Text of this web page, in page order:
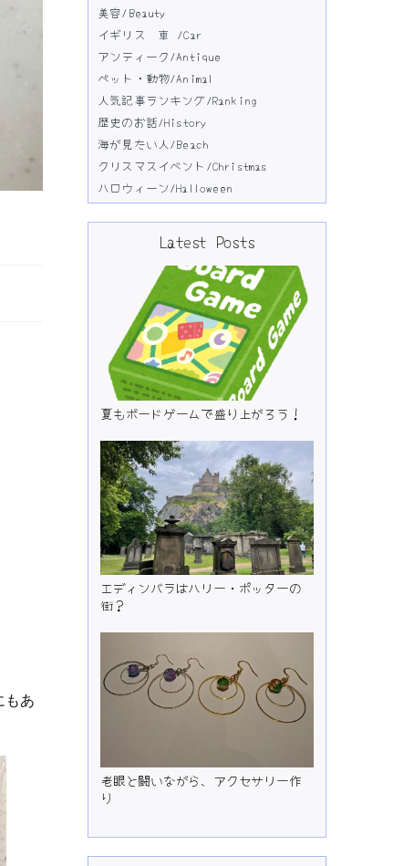
もあ
美容/Beauty
イギリス 車 /Car
アンティーク/Antique
ペット・動物/Animal
人気記事ランキング/Ranking
歴史のお話/History
海が見たい人/Beach
クリスマスイベント/Christmas
ハロウィーン/Halloween
Latest Posts
夏もボードゲームで盛り上がろう！
エディンバラはハリー・ポッターの
街？
老眼と闘いながら、アクセサリー作
り